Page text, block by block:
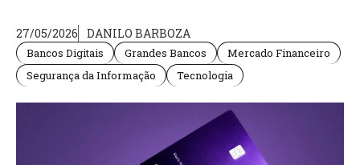
27/05/2026 DANILO BARBOZA
Bancos Digitais Grandes Bancos
Mercado Financeiro
Segurança da Informação
Tecnologia